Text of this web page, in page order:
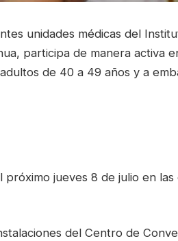
unidades médicas del
participa de manera activa
de 40 a 49 años y a
jueves 8 de julio en las
del Centro de